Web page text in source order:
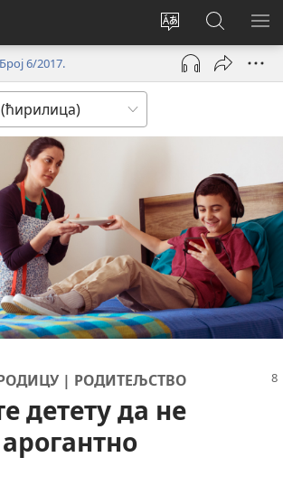
Промени
језик
сајта
Пријава
(отвара
прозор)
Претрага
сајта
JW.ORG
6/2017.
| РОДИТЕЉСТВО
детету да не